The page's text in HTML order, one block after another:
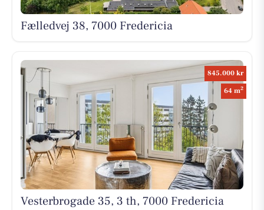
Fælledvej 38, 7000 Fredericia
845.000 kr
64 m2
Vesterbrogade 35, 3 th, 7000 Fredericia